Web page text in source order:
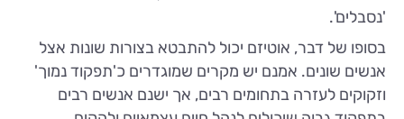
'נסבלים'.
בסופו של דבר, אוטיזם יכול להתבטא בצורות שונות אצל
אנשים שונים. אמנם יש מקרים שמוגדרים כ'תפקוד נמוך'
וזקוקים לעזרה בתחומים רבים, אך ישנם אנשים רבים